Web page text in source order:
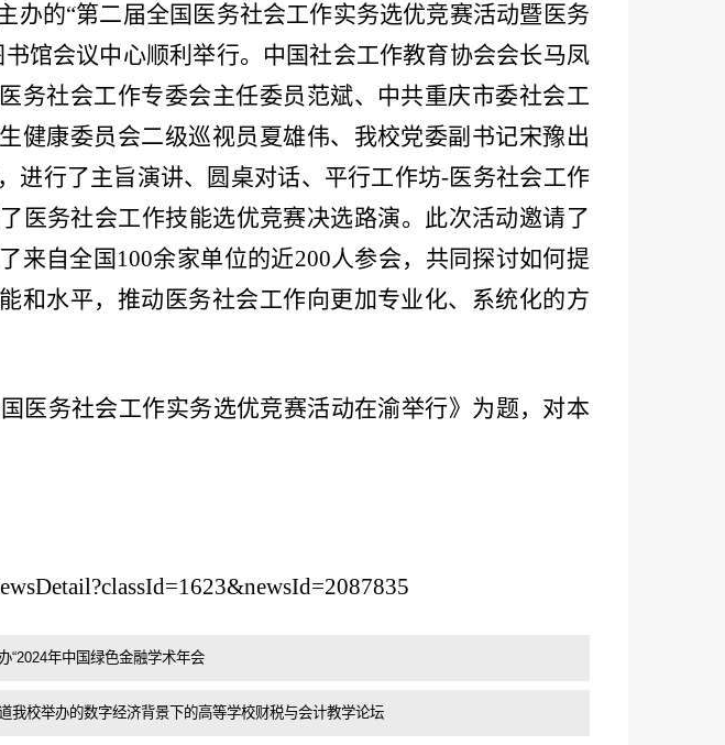
办的“第二届全国医务社会工作实务选优竞赛活动暨医务
馆会议中心顺利举行。中国社会工作教育协会会长马凤
务社会工作专委会主任委员范斌、中共重庆市委社会工
健康委员会二级巡视员夏雄伟、我校党委副书记宋豫出
进行了主旨演讲、圆桌对话、平行工作坊-医务社会工作
医务社会工作技能选优竞赛决选路演。此次活动邀请了
来自全国100余家单位的近200人参会，共同探讨如何提
和水平，推动医务社会工作向更加专业化、系统化的方
医务社会工作实务选优竞赛活动在渝举行》为题，对本
“2024年中国绿色金融学术年会
我校举办的数字经济背景下的高等学校财税与会计教学论坛